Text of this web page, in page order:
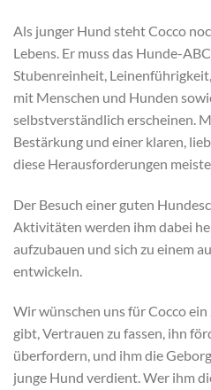
Als junger Hund steht Cocco
Lebens. Er muss das Hunde-
Stubenreinheit,
mit Menschen und Hunden
selbstverständlich erscheinen.
Bestärkung und einer klaren,
diese Herausforderungen
Der Besuch einer guten
Aktivitäten werden ihm dabei
aufzubauen und sich zu einem
entwickeln.
Wir wünschen uns für Cocco
gibt, Vertrauen zu fassen, ihn
überfordern, und ihm die
junge Hund verdient. Wer ihm